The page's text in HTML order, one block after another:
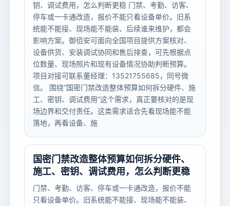
钥、调试费用，怎么判断更稳 门禁、考勤、访客、
停车或一卡通改造，报价不能只看设备单价。旧系
统能不能接、现场能不能装、后续谁来维护，都会
影响方案。御佰安可面向全国项目提供方案核对、
设备供货、安装调试协同和售后排查，可先根据点
位数量、现场照片和现有设备情况协助判断预算。
项目对接可联系董经理：13521755685，同号微
信。 围绕“国密门禁改造整体预算如何拆分硬件、施
工、密钥、调试费用”这个需求，真正要核对的是现
场边界和交付责任。这类需求适合先看现场能不能
落地，再看设备、施
国密门禁改造整体预算如何拆分硬件、
施工、密钥、调试费用，怎么判断更稳
门禁、考勤、访客、停车或一卡通改造，报价不能
只看设备单价。旧系统能不能接、现场能不能装、